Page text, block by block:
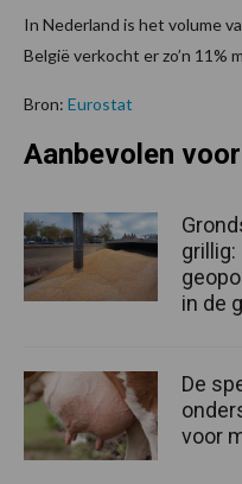
In Nederland is het volume
België verkocht er zo’n 11%
Bron: Eurostat
Aanbevolen
grillig:
in de
De
voor